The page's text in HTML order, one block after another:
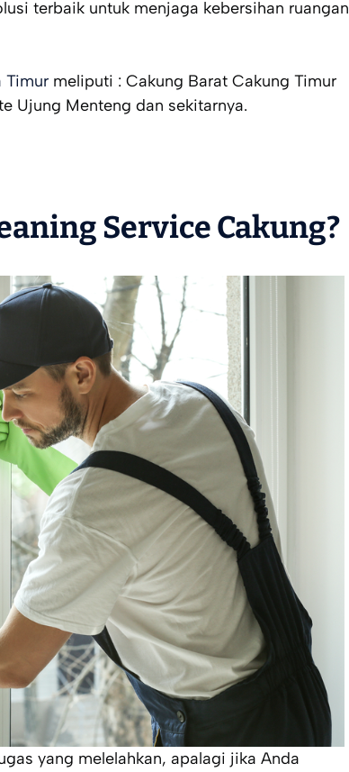
terbaik untuk menjaga kebersihan ruangan
Timur meliputi : Cakung Barat Cakung Timur
Ujung Menteng dan sekitarnya.
Service Cakung?
yang melelahkan, apalagi jika Anda